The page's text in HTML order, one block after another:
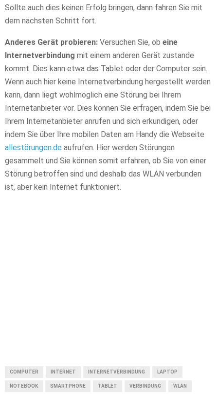
Sollte auch dies keinen Erfolg bringen, dann fahren Sie mit
dem nächsten Schritt fort.
Anderes Gerät probieren: Versuchen Sie, ob eine
Internetverbindung mit einem anderen Gerät zustande
kommt. Dies kann etwa das Tablet oder der Computer sein.
Wenn auch hier keine Internetverbindung hergestellt werden
kann, dann liegt wohlmöglich eine Störung bei Ihrem
Internetanbieter vor. Dies können Sie erfragen, indem Sie bei
Ihrem Internetanbieter anrufen und sich erkundigen, oder
indem Sie über Ihre mobilen Daten am Handy die Webseite
allestörungen.de aufrufen. Hier werden Störungen
gesammelt und Sie können somit erfahren, ob Sie von einer
Störung betroffen sind und deshalb das WLAN verbunden
ist, aber kein Internet funktioniert.
COMPUTER INTERNET INTERNETVERBINDUNG LAPTOP
NOTEBOOK SMARTPHONE TABLET VERBINDUNG WLAN